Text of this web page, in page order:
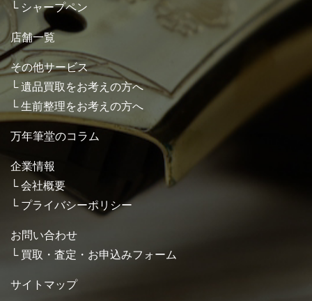
シャープペン
店舗一覧
その他サービス
遺品買取をお考えの方へ
生前整理をお考えの方へ
万年筆堂のコラム
企業情報
会社概要
プライバシーポリシー
お問い合わせ
買取・査定・お申込みフォーム
サイトマップ